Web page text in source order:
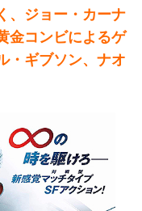
、ジョー・カーナ
金コンビによるゲ
・ギブソン、ナオ